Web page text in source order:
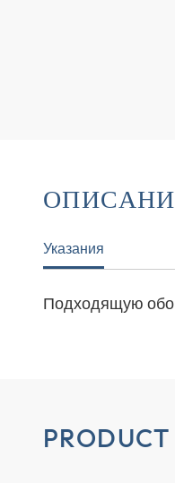
Указания
Подходящую